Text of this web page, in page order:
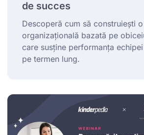
de succes
Descoperă cum să construiești
organizațională bazată pe
care susține performanța
pe termen lung.